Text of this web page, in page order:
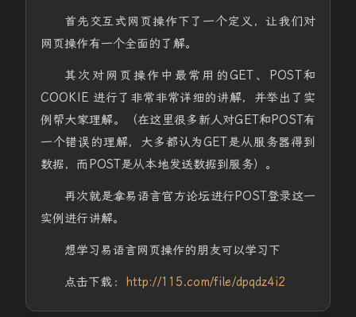
首先交互式网页操作下了一个定义，让我们对
网页操作有一个全面的了解。
其次对网页操作中最常用的GET、POST和
COOKIE 进行了非常非常详细的讲解，并举出了实
例帮大家理解。（在这里很多新人对GET和POST有
一个错误的理解，大多都认为GET是从服务器得到
数据，而POST是从本地发送数据到服务）。
再次就是拿易语言官方论坛进行POST登录这一
实例进行讲解。
想学习易语言网页操作的朋友可以学习下
点击下载： http://115.com/file/dpqdz4i2